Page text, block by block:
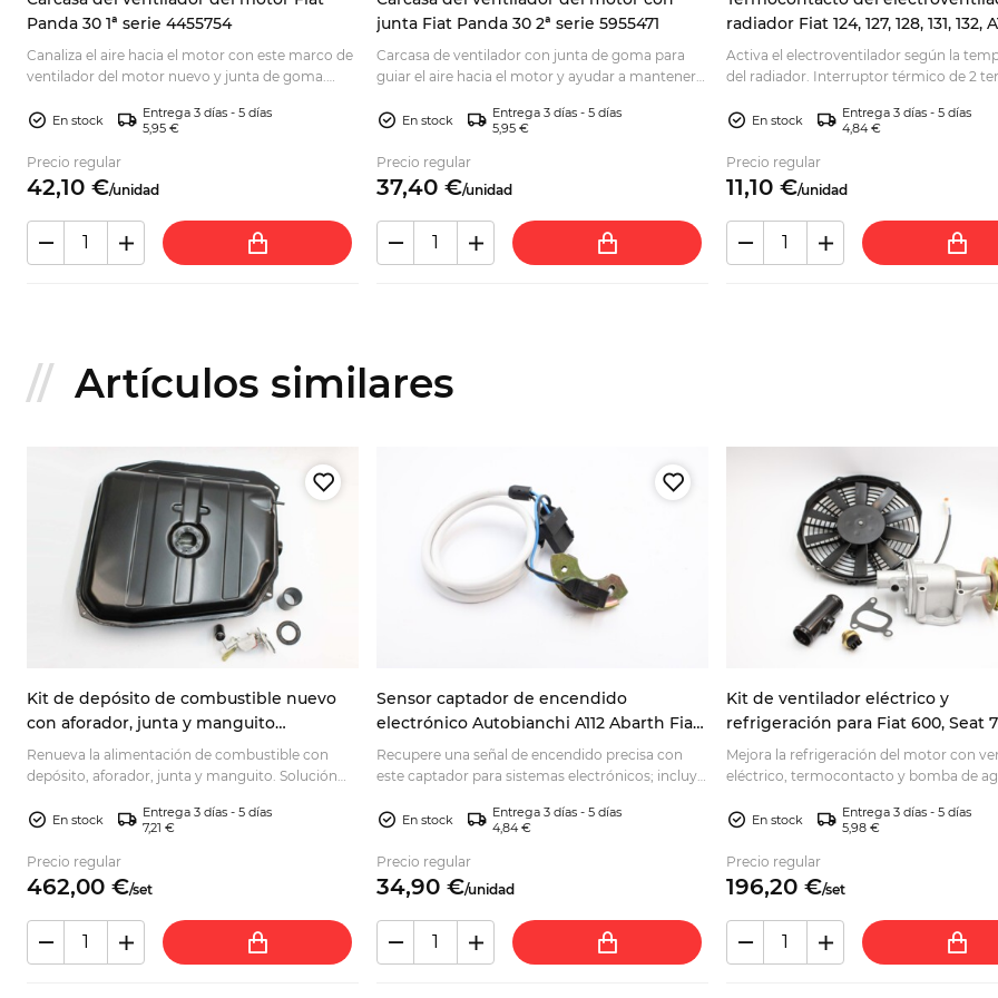
Panda 30 1ª serie 4455754
Canaliza el aire hacia el motor con este marco de
ventilador del motor nuevo y junta de goma.
En stock
Entrega 3 días - 5 días
5,95 €
Precio regular
42,10 €/unidad
junta Fiat Panda 30 2ª serie 5955471
Carcasa de ventilador con junta de goma para
guiar el aire hacia el motor y ayudar a mantener
antes de comprar.
En stock
Entrega 3 días - 5 días
5,95 €
Precio regular
37,40 €/unidad
radiador Fiat 124, 127, 128, 131, 132,
Beta
Activa el electroventilador según la
del radiador. Interruptor térmico de 2
compatibilidad.
En stock
Entrega 3 días - 5 días
4,84 €
Precio regular
11,10 €/unidad
Artículos similares
Kit de depósito de combustible nuevo
con aforador, junta y manguito
Autobianchi A112
Renueva la alimentación de combustible con
depósito, aforador, junta y manguito. Solución
disponibilidad.
En stock
Entrega 3 días - 5 días
7,21 €
Precio regular
462,00 €/set
Sensor captador de encendido
electrónico Autobianchi A112 Abarth Fiat
124 Spider 9937730
Recupere una señal de encendido precisa con
este captador para sistemas electrónicos; incluye
compatibilidad.
En stock
Entrega 3 días - 5 días
4,84 €
Precio regular
34,90 €/unidad
Kit de ventilador eléctrico y
refrigeración para Fiat 600, Seat
Zastava 750, 903/965/1050 cc
Mejora la refrigeración del motor con
eléctrico, termocontacto y bomba de
compatibilidad.
En stock
Entrega 3 días - 5 días
5,98 €
Precio regular
196,20 €/set